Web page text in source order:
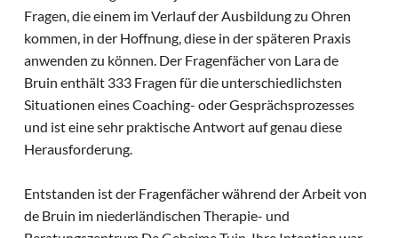
Fragen, die einem im Verlauf der Ausbildung zu Ohren
kommen, in der Hoffnung, diese in der späteren Praxis
anwenden zu können. Der Fragenfächer von Lara de
Bruin enthält 333 Fragen für die unterschiedlichsten
Situationen eines Coaching- oder Gesprächsprozesses
und ist eine sehr praktische Antwort auf genau diese
Herausforderung.
Entstanden ist der Fragenfächer während der Arbeit von
de Bruin im niederländischen Therapie- und